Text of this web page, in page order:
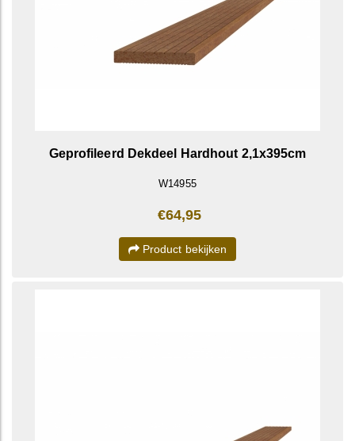
Geprofileerd Dekdeel Hardhout 2,1x395cm
W14955
€64,95
Product bekijken